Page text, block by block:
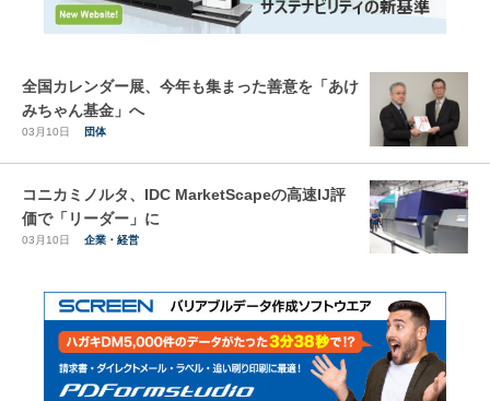
全国カレンダー展、今年も集まった善意を「あけ
みちゃん基金」へ
03月10日 団体
コニカミノルタ、IDC MarketScapeの高速IJ評
価で「リーダー」に
03月10日 企業・経営